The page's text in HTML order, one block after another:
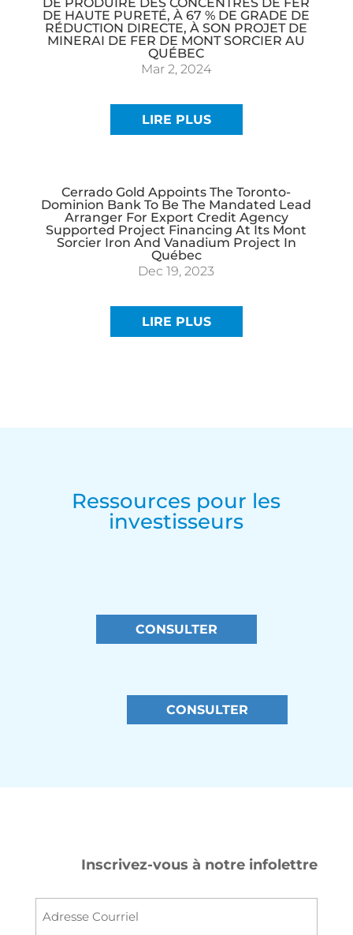
DE HAUTE PURETÉ, À 67 % DE GRADE DE
RÉDUCTION DIRECTE, À SON PROJET DE
MINERAI DE FER DE MONT SORCIER AU
QUÉBEC
Mar 2, 2024
LIRE PLUS
Cerrado Gold Appoints The Toronto-
Dominion Bank To Be The Mandated Lead
Arranger For Export Credit Agency
Supported Project Financing At Its Mont
Sorcier Iron And Vanadium Project In
Québec
Dec 19, 2023
LIRE PLUS
Ressources pour les
investisseurs
CONSULTER
CONSULTER
Inscrivez-vous à notre infolettre